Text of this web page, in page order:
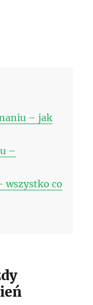
– jak
–
wszystko co